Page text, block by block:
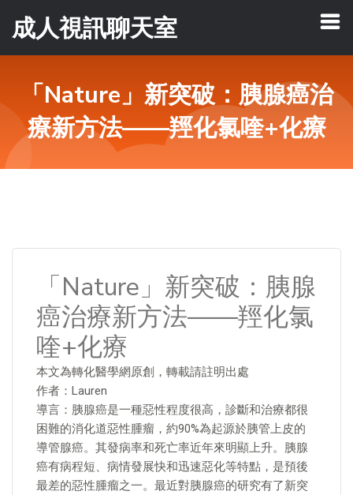
成人視訊聊天室
「Nature」新突破：胰腺癌治
療新方法——羥化氯喹+化療
「Nature」新突破：胰腺
癌治療新方法——羥化氯
喹+化療
本文為轉化醫學網原創，轉載請註明出處
作者：Lauren
導言：胰腺癌是一種惡性程度很高，診斷和治療都很
困難的消化道惡性腫瘤，約90%為起源於胰管上皮的
導管腺癌。其發病率和死亡率近年來明顯上升。胰腺
癌有病程短、病情發展快和迅速惡化等特點，是預後
最差的惡性腫瘤之一。最近對胰腺癌的研究有了新突